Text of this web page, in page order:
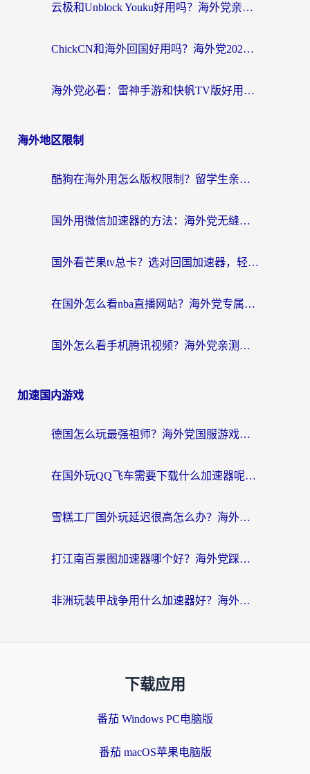
云极和Unblock Youku好用吗？海外党亲测+2026回国加速器避坑指南
ChickCN和海外回国好用吗？海外党2026亲测：从手游到影音，选对加速器的3个关键
海外党必看：雷神手游和快帆TV版好用吗？3步选对回国加速器不踩坑
海外地区限制
酷狗在海外用怎么版权限制？留学生亲测：3步解决听国内音乐难题
国外用微信加速器的方法：海外党无缝连接国内生活的实用指南
国外看芒果tv总卡？选对回国加速器，轻松追《浪姐》不费劲
在国外怎么看nba直播网站？海外党专属体育观赛指南，告别地区限制！
国外怎么看手机腾讯视频？海外党亲测有效的追剧加速器选择指南
加速国内游戏
德国怎么玩最强祖师？海外党国服游戏加速器选择全攻略（附宝可梦Online实测）
在国外玩QQ飞车需要下载什么加速器呢？海外党亲测有效的国服游戏加速指南
雪糕工厂国外玩延迟很高怎么办？海外玩家国服游戏加速终极攻略（附实测推荐）
打江南百景图加速器哪个好？海外党踩坑N次后，终于找到不卡的秘诀
非洲玩装甲战争用什么加速器好？海外党亲测有效的国服游戏加速方案
下载应用
番茄 Windows PC电脑版
番茄 macOS苹果电脑版